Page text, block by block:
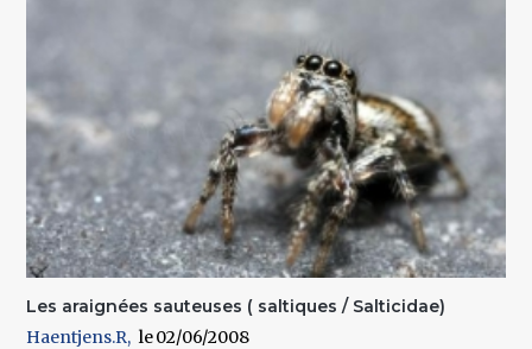
Les araignées sauteuses ( saltiques / Salticidae)
Haentjens.R
02/06/2008